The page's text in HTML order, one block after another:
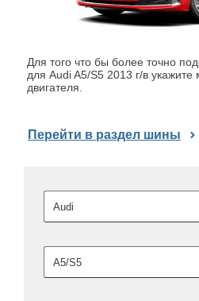
Для того что бы более точно
для Audi A5/S5 2013 г/в
двигателя.
Перейти в раздел шины